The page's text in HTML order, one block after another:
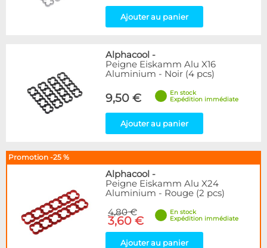
Ajouter au panier
Alphacool -
Peigne Eiskamm Alu X16
Aluminium - Noir (4 pcs)
9,50 €
En stock
Expédition immédiate
Ajouter au panier
Promotion -25 %
Alphacool -
Peigne Eiskamm Alu X24
Aluminium - Rouge (2 pcs)
4,80 €
3,60 €
En stock
Expédition immédiate
Ajouter au panier